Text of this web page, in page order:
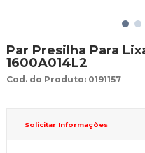
Par Presilha Para
1600A014L2
Cod. do Produto: 0191157
Solicitar Informações